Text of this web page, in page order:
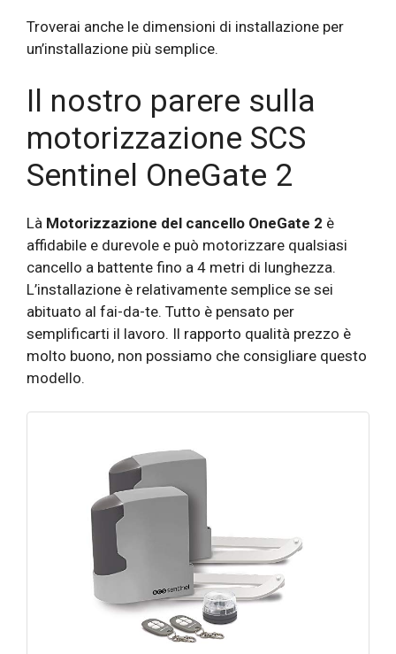
Troverai anche le dimensioni di installazione per
un’installazione più semplice.
Il nostro parere sulla
motorizzazione SCS
Sentinel OneGate 2
Là Motorizzazione del cancello OneGate 2 è
affidabile e durevole e può motorizzare qualsiasi
cancello a battente fino a 4 metri di lunghezza.
L’installazione è relativamente semplice se sei
abituato al fai-da-te. Tutto è pensato per
semplificarti il ​​lavoro. Il rapporto qualità prezzo è
molto buono, non possiamo che consigliare questo
modello.